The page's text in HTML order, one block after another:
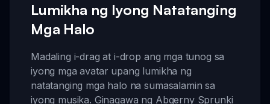
Lumikha ng Iyong Natatanging
Mga Halo
Madaling i-drag at i-drop ang mga tunog sa
iyong mga avatar upang lumikha ng
natatanging mga halo na sumasalamin sa
iyong musika. Ginagawa ng Abgerny Sprunki